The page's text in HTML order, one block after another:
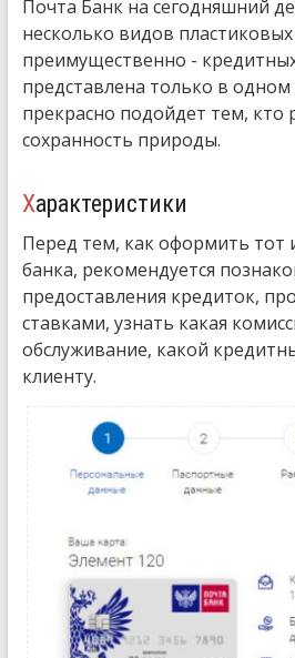
Почта Банк на сегодняшний
несколько видов пластиковых
преимущественно -
представлена только в
прекрасно подойдет тем, кто
сохранность природы.
Характеристики
Перед тем, как оформить тот
банка, рекомендуется
предоставления кредиток,
ставками, узнать какая
обслуживание, какой
клиенту.